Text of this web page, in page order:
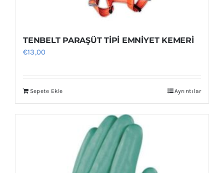
TENBELT PARAŞÜT TİPİ EMNİYET KEMERİ
€13,00
Sepete Ekle Ayrıntılar